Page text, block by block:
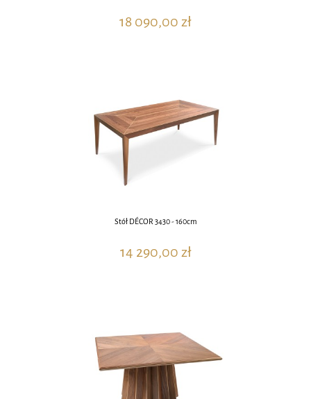
18 090,00 zł
Stół DÉCOR 3430 - 160cm
14 290,00 zł